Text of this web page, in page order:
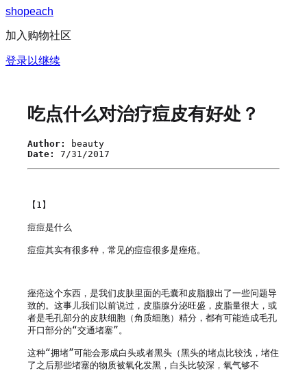
shopeach
加入购物社区
登录以继续
吃点什么对治疗痘皮有好处？
Author:
beauty
Date:
7/31/2017
【1】
痘痘是什么
痘痘其实有很多种，常见的痘痘很多是痤疮。
痤疮这个东西，是我们皮肤里面的毛囊和皮脂腺出了一些问题导
致的。这事儿我们以前说过，皮脂腺分泌旺盛，皮脂量很大，或
者是毛孔部分的皮肤细胞（角质细胞）精分，都有可能造成毛孔
开口部分的“交通堵塞”。
这种“拥堵”可能会形成白头或者黑头（黑头的堵点比较浅，堵住
了之后那些堵塞的物质被氧化发黑，白头比较深，氧气够不